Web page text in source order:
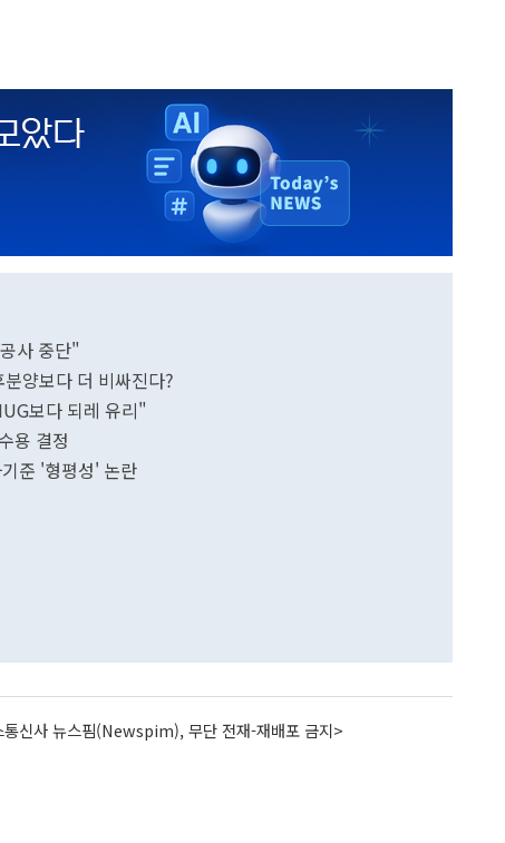
사 중단"
양보다 더 비싸진다?
보다 되레 유리"
용 결정
준 '형평성' 논란
신사 뉴스핌(Newspim), 무단 전재-재배포 금지>